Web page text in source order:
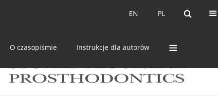
PL
EN PL
EN
O czasopiśmie Instrukcje dla autorów